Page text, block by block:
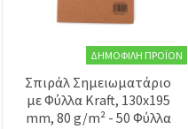
μάρκετινγκ.
χρησιμοποιήσετε
όλα τα
cookies
ΔΗΜΟΦΙΛΉ ΠΡΟΪΌΝ
Σπιράλ Σημειωματάριο
με Φύλλα Kraft, 130x195
mm, 80 g/m² - 50 Φύλλα